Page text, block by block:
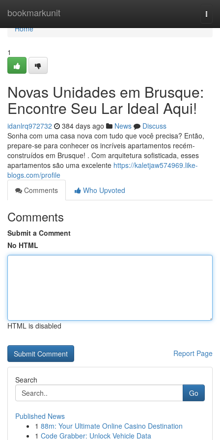
bookmarkunit
Home
Home
1
Novas Unidades em Brusque:
Encontre Seu Lar Ideal Aqui!
idanlrq972732 384 days ago News
Discuss
Sonha com uma casa nova com tudo que você precisa? Então,
prepare-se para conhecer os incríveis apartamentos recém-
construídos em Brusque! . Com arquitetura sofisticada, esses
apartamentos são uma excelente https://kaletjaw574969.like-
blogs.com/profile
Comments
Who Upvoted
Comments
Submit a Comment
No HTML
HTML is disabled
Report Page
Search
Go
Published News
1 88m: Your Ultimate Online Casino Destination
1 Code Grabber: Unlock Vehicle Data